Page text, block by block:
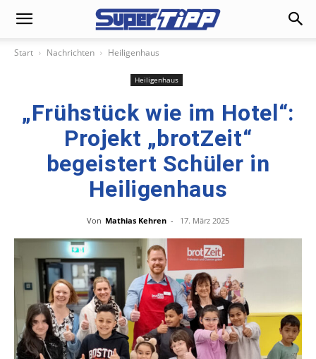
Start Nachrichten Heiligenhaus
Heiligenhaus
„Frühstück wie im Hotel“:
Projekt „brotZeit“
begeistert Schüler in
Heiligenhaus
Von Mathias Kehren - 17. März 2025